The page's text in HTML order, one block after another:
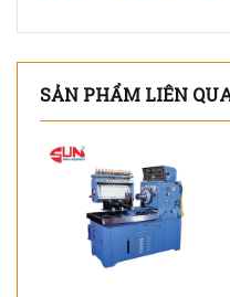
SẢN PHẨM LIÊN